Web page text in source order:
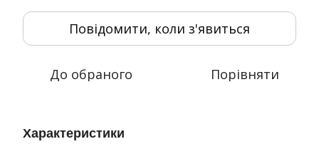
Повідомити, коли з'явиться
До обраного Порівняти
Характеристики